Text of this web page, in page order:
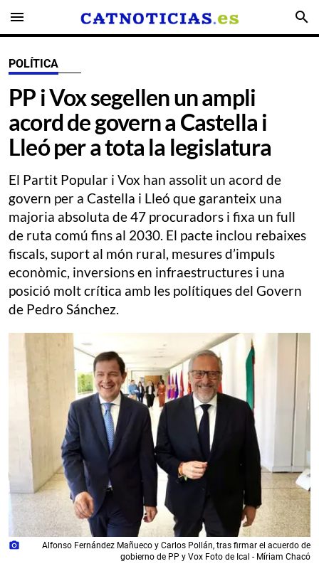
menu search
POLÍTICA
PP i Vox segellen un ampli
acord de govern a Castella i
Lleó per a tota la legislatura
El Partit Popular i Vox han assolit un acord de
govern per a Castella i Lleó que garanteix una
majoria absoluta de 47 procuradors i fixa un full
de ruta comú fins al 2030. El pacte inclou rebaixes
fiscals, suport al món rural, mesures d’impuls
econòmic, inversions en infraestructures i una
posició molt crítica amb les polítiques del Govern
de Pedro Sánchez.
photo_camera
Alfonso Fernández Mañueco y Carlos Pollán, tras firmar el acuerdo de
gobierno de PP y Vox Foto de Ical - Míriam Chacó